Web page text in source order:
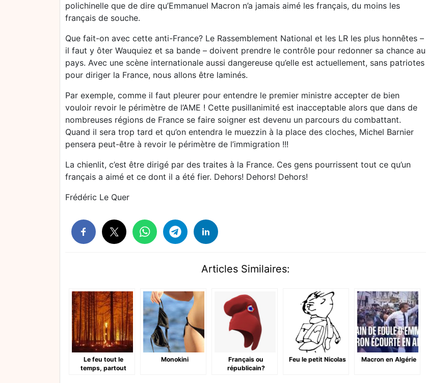
polichinelle que de dire qu’Emmanuel Macron n’a jamais aimé les français, du moins les
français de souche.
Que fait-on avec cette anti-France? Le Rassemblement National et les LR les plus honnêtes –
il faut y ôter Wauquiez et sa bande – doivent prendre le contrôle pour redonner sa chance au
pays. Avec une scène internationale aussi dangereuse qu’elle est actuellement, sans patriotes
pour diriger la France, nous allons être laminés.
Par exemple, comme il faut pleurer pour entendre le premier ministre accepter de bien
vouloir revoir le périmètre de l’AME ! Cette pusillanimité est inacceptable alors que dans de
nombreuses régions de France se faire soigner est devenu un parcours du combattant.
Quand il sera trop tard et qu’on entendra le muezzin à la place des cloches, Michel Barnier
pensera peut-être à revoir le périmètre de l’immigration !!!
La chienlit, c’est être dirigé par des traites à la France. Ces gens pourrissent tout ce qu’un
français a aimé et ce dont il a été fier. Dehors! Dehors! Dehors!
Frédéric Le Quer
Articles Similaires:
Le feu tout le
temps, partout
Monokini
Français ou
républicain?
Feu le petit Nicolas Macron en Algérie